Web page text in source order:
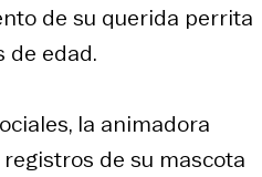
de su querida perrita
de edad.
la animadora
de su mascota